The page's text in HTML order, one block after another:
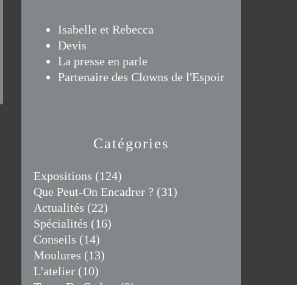
Catégories
Expositions (124)
Que Peut-On Encadrer ? (31)
Actualités (22)
Spécialités (16)
Conseils (14)
Moulures (13)
L'atelier (10)
Isabelle et Rebecca
Devis
La presse en parle
Partenaire des Clowns de l'Espoir